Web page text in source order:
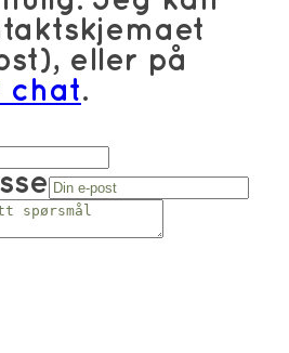
eller på
chat.